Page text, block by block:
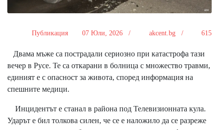
Публикация 07 Юли, 2026 / akcent.bg / 615
Двама мъже са пострадали сериозно при катастрофа тази
вечер в Русе. Те са откарани в болница с множество травми,
единият е с опасност за живота, според информация на
спешните медици.
Инцидентът е станал в района под Телевизионната кула.
Ударът е бил толкова силен, че се е наложило да се разреже